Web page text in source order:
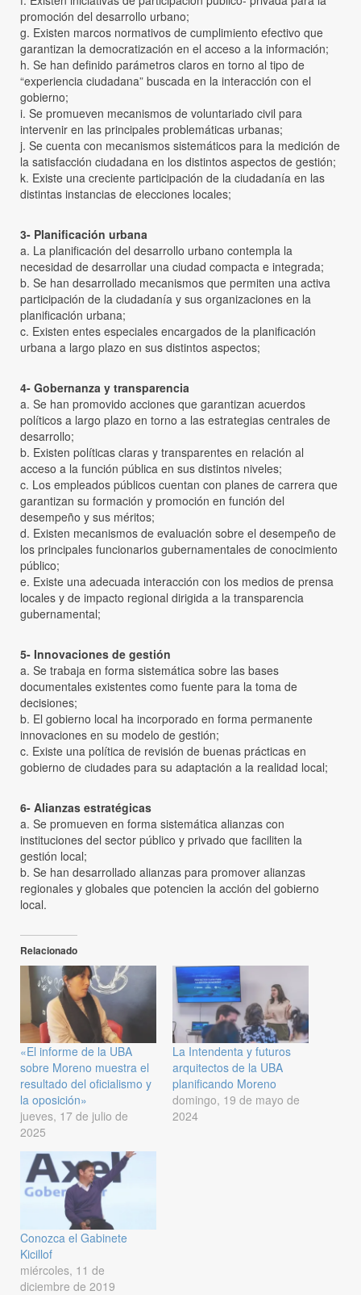
promoción del desarrollo urbano;
g. Existen marcos normativos de cumplimiento efectivo que
garantizan la democratización en el acceso a la información;
h. Se han definido parámetros claros en torno al tipo de
“experiencia ciudadana” buscada en la interacción con el
gobierno;
i. Se promueven mecanismos de voluntariado civil para
intervenir en las principales problemáticas urbanas;
j. Se cuenta con mecanismos sistemáticos para la medición de
la satisfacción ciudadana en los distintos aspectos de gestión;
k. Existe una creciente participación de la ciudadanía en las
distintas instancias de elecciones locales;
3- Planificación urbana
a. La planificación del desarrollo urbano contempla la
necesidad de desarrollar una ciudad compacta e integrada;
b. Se han desarrollado mecanismos que permiten una activa
participación de la ciudadanía y sus organizaciones en la
planificación urbana;
c. Existen entes especiales encargados de la planificación
urbana a largo plazo en sus distintos aspectos;
4- Gobernanza y transparencia
a. Se han promovido acciones que garantizan acuerdos
políticos a largo plazo en torno a las estrategias centrales de
desarrollo;
b. Existen políticas claras y transparentes en relación al
acceso a la función pública en sus distintos niveles;
c. Los empleados públicos cuentan con planes de carrera que
garantizan su formación y promoción en función del
desempeño y sus méritos;
d. Existen mecanismos de evaluación sobre el desempeño de
los principales funcionarios gubernamentales de conocimiento
público;
e. Existe una adecuada interacción con los medios de prensa
locales y de impacto regional dirigida a la transparencia
gubernamental;
5- Innovaciones de gestión
a. Se trabaja en forma sistemática sobre las bases
documentales existentes como fuente para la toma de
decisiones;
b. El gobierno local ha incorporado en forma permanente
innovaciones en su modelo de gestión;
c. Existe una política de revisión de buenas prácticas en
gobierno de ciudades para su adaptación a la realidad local;
6- Alianzas estratégicas
a. Se promueven en forma sistemática alianzas con
instituciones del sector público y privado que faciliten la
gestión local;
b. Se han desarrollado alianzas para promover alianzas
regionales y globales que potencien la acción del gobierno
local.
Relacionado
«El informe de la UBA
sobre Moreno muestra el
resultado del oficialismo y
la oposición»
jueves, 17 de julio de
2025
La Intendenta y futuros
arquitectos de la UBA
planificando Moreno
domingo, 19 de mayo de
2024
Conozca el Gabinete
Kicillof
miércoles, 11 de
diciembre de 2019